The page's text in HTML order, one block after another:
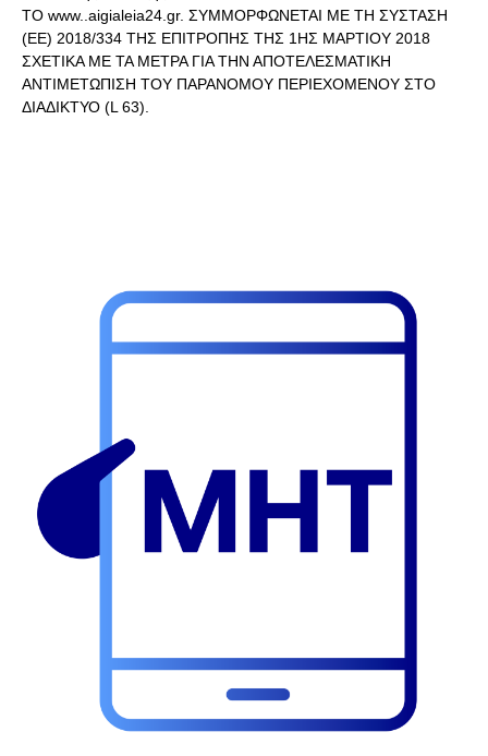
ΤΟ www..aigialeia24.gr. ΣΥΜΜΟΡΦΩΝΕΤΑΙ ΜΕ ΤΗ ΣΥΣΤΑΣΗ
(ΕΕ) 2018/334 ΤΗΣ ΕΠΙΤΡΟΠΗΣ ΤΗΣ 1ΗΣ ΜΑΡΤΙΟΥ 2018
ΣΧΕΤΙΚΑ ΜΕ ΤΑ ΜΕΤΡΑ ΓΙΑ ΤΗΝ ΑΠΟΤΕΛΕΣΜΑΤΙΚΗ
ΑΝΤΙΜΕΤΩΠΙΣΗ ΤΟΥ ΠΑΡΑΝΟΜΟΥ ΠΕΡΙΕΧΟΜΕΝΟΥ ΣΤΟ
ΔΙΑΔΙΚΤΥΟ (L 63).